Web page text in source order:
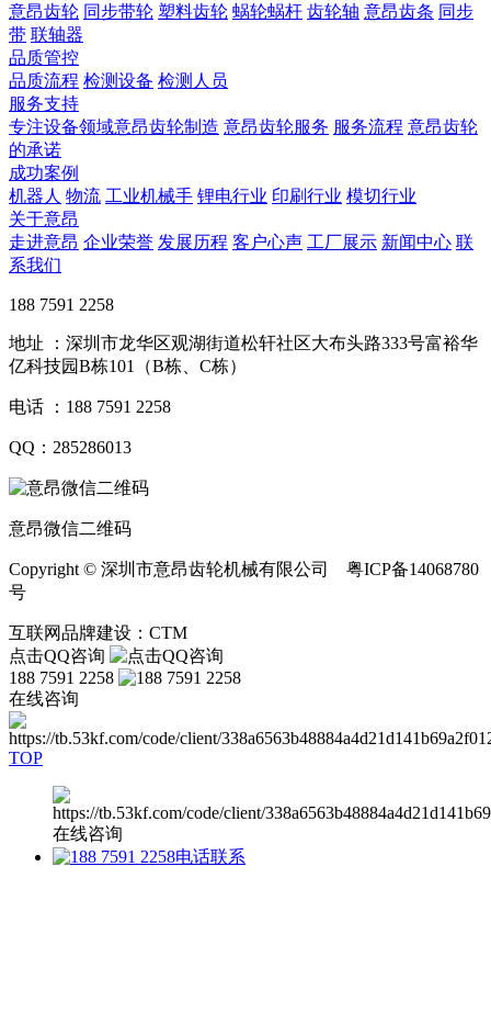
意昂齿轮 同步带轮 塑料齿轮 蜗轮蜗杆 齿轮轴 意昂齿条 同步
带 联轴器
品质管控
品质流程 检测设备 检测人员
服务支持
专注设备领域意昂齿轮制造 意昂齿轮服务 服务流程 意昂齿轮
的承诺
成功案例
机器人 物流 工业机械手 锂电行业 印刷行业 模切行业
关于意昂
走进意昂 企业荣誉 发展历程 客户心声 工厂展示 新闻中心 联
系我们
188 7591 2258
地址 ：深圳市龙华区观湖街道松轩社区大布头路333号富裕华
亿科技园B栋101（B栋、C栋）
电话 ：188 7591 2258
QQ：285286013
意昂微信二维码
Copyright © 深圳市意昂齿轮机械有限公司 粤ICP备14068780
号
互联网品牌建设：CTM
点击QQ咨询
188 7591 2258
在线咨询
TOP
在线咨询
电话联系